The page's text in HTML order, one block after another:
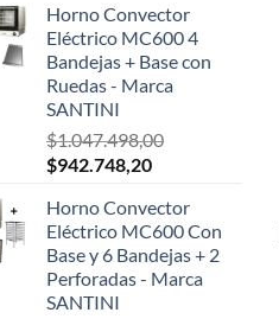
original
era:
$124.999,00.
actual
es:
$108.199,00.
Horno Convector
Eléctrico MC600 4
Bandejas + Base con
Ruedas - Marca
SANTINI
$1.047.498,00
El
original
era:
$1.047.498,00.
$942.748,20El
actual
es:
$942.748,20.
Horno Convector
Eléctrico MC600 Con
Base y 6 Bandejas + 2
Perforadas - Marca
SANTINI